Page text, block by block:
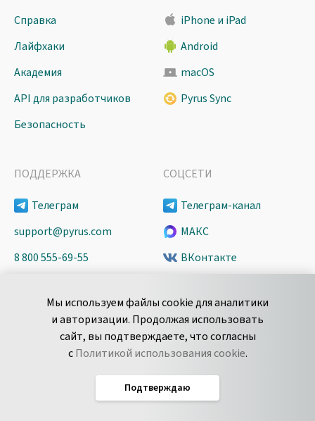
Мы используем файлы cookie для аналитики
и авторизации. Продолжая использовать
сайт, вы подтверждаете, что согласны
сПолитикой использования cookie.
Подтверждаю
Справка
Лайфхаки
Академия
API для разработчиков
Безопасность
iPhone и iPad
Android
macOS
Pyrus Sync
ПОДДЕРЖКА
Телеграм
support@pyrus.com
8 800 555-69-55
пн-пт с 9 до 18 часов (Мск)
Сообщить об
уязвимости
СОЦСЕТИ
Телеграм-канал
МАКС
ВКонтакте
Spark
Дзен